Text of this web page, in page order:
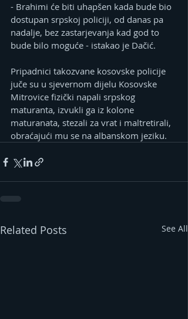
- Brahimi će biti uhapšen kada bude bio
dostupan srpskoj policiji, od danas pa
nadalje, bez zastarjevanja kad god to
bude bilo moguće - istakao je Dačić.
Pripadnici takozvane kosovske policije
juče su u sjevernom dijelu Kosovske
Mitrovice fizički napali srpskog
maturanta, izvukli ga iz kolone
maturanata, stezali za vrat i maltretirali,
obraćajući mu se na albanskom jeziku.
Related Posts See All